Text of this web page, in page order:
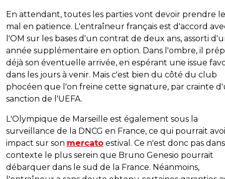
En attendant, toutes les parties vont devoir prendre
mal en patience. L'entraîneur français est d'accord
l'OM sur les bases d'un contrat de deux ans, assorti
année supplémentaire en option. Dans l'ombre, il
déjà son éventuelle arrivée, en espérant une issue
dans les jours à venir. Mais c'est bien du côté du club
phocéen que l'on freine cette signature, par crainte
sanction de l'UEFA.
L'Olympique de Marseille est également sous la
surveillance de la DNCG en France, ce qui pourrait
impact sur son mercato estival. Ce n'est donc pas
contexte le plus serein que Bruno Genesio pourrait
débarquer dans le sud de la France. Néanmoins,